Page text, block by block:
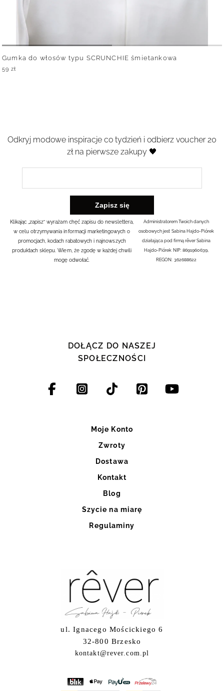
Gumka do włosów typu SCRUNCHIE śmietankowa
59 zł
Odkryj modowe inspiracje co tydzień i odbierz voucher 20
zł na pierwsze zakupy 🖤
Klikając „zapisz” wyrażam chęć zapisu do newslettera,
w celu otrzymywania informacji marketingowych o
promocjach, kodach rabatowych i najnowszych
produktach sklepu. Wiem, że zgodę w każdej chwili
mogę odwołać.
Administratorem Twoich danych
osobowych jest Sabina Hajdo-Piórek
działająca pod firmą rêver Sabina
Hajdo-Piórek NIP: 8691960639,
REGON: 362688622
DOŁĄCZ DO NASZEJ
SPOŁECZNOŚCI
Moje Konto
Zwroty
Dostawa
Kontakt
Blog
Szycie na miarę
Regulaminy
ul. Ignacego Mościckiego 6
32-800 Brzesko
kontakt@rever.com.pl